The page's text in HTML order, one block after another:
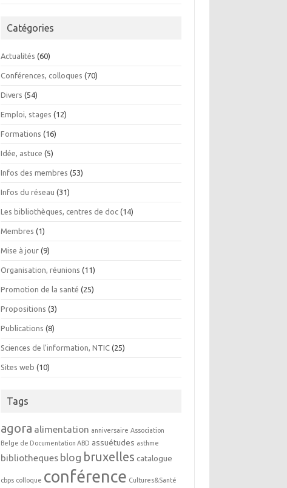
Catégories
Actualités (60)
Conférences, colloques (70)
Divers (54)
Emploi, stages (12)
Formations (16)
Idée, astuce (5)
Infos des membres (53)
Infos du réseau (31)
Les bibliothèques, centres de doc (14)
Membres (1)
Mise à jour (9)
Organisation, réunions (11)
Promotion de la santé (25)
Propositions (3)
Publications (8)
Sciences de l'information, NTIC (25)
Sites web (10)
Tags
agora alimentation anniversaire Association
Belge de Documentation ABD assuétudes asthme
bibliotheques blog bruxelles catalogue
cbps colloque conférence Cultures&Santé